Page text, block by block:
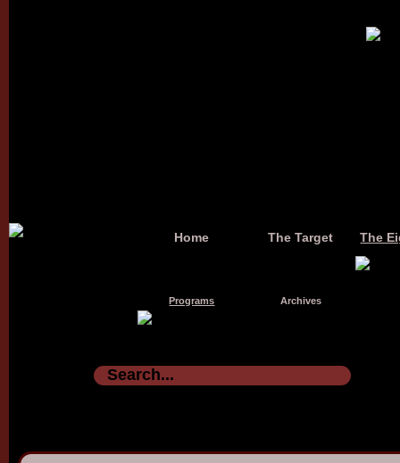
Home The Target The
Programs Archives